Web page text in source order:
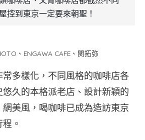
控到東京一定要來朝聖！
、ENGAWA CAFE、関拓弥
多樣化，不同風格的咖啡店各
久的本格派老店、設計新穎的
美風，喝咖啡已成為造訪東京
。